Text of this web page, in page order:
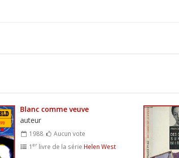
Blanc comme veuve
auteur
1988
Aucun vote
1 erlivre de la série Helen West